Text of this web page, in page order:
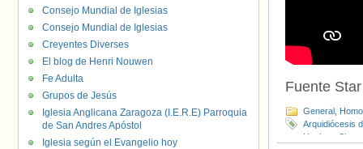
Fuente
General
Arquidiócesis
Hughes
Consejo Mundial de Iglesias
Consejo Mundial de Iglesias
Creyentes Diverses
El blog de Henri Nouwen
Fe Adulta
Grupos de Jesús
Iglesia Anglicana Zaragoza (I.E.R.E) Parroquia
de San Andres Apóstol
Iglesia según el Evangelio hoy